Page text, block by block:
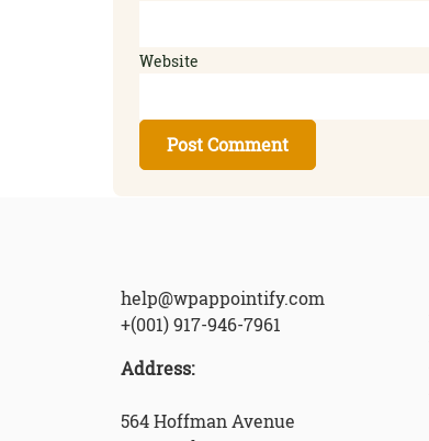
Website
help@wpappointify.com
+(001) 917-946-7961
Address:
564 Hoffman Avenue